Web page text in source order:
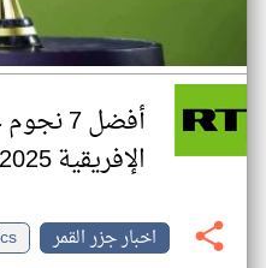
أفضل
الإفريقية 2025
اخبار جزر القمر